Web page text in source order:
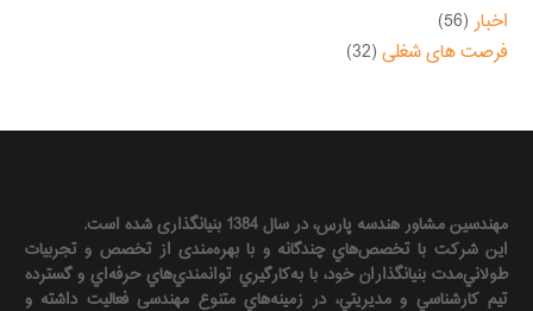
اخبار (56)
فرصت های شغلی (32)
مهندسين مشاور هندسه‌ پارس، در سال 1384 بنیانگذاری شده است.
این شرکت با تخصص‌هاي چندگانه و با بهره‌مندی از تخصص و تجربيات
طولاني‌مدت بنيانگذاران خود، با به‌كارگيري توانمندي‌هاي حرفه‌اي و گسترده
تيم كارشناسي و مديريتي، در زمينه‌هاي متنوع مهندسی فعاليت داشته و